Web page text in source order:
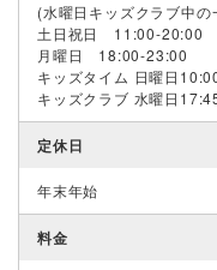
(水曜日キッズクラブ中
土日祝日 11:00-20:00
月曜日 18:00-23:00
キッズタイム 日曜日
キッズクラブ 水曜日
定休日
年末年始
料金